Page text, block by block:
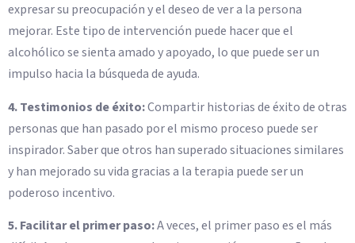
expresar su preocupación y el deseo de ver a la persona
mejorar. Este tipo de intervención puede hacer que el
alcohólico se sienta amado y apoyado, lo que puede ser un
impulso hacia la búsqueda de ayuda.
4. Testimonios de éxito:Compartir historias de éxito de otras
personas que han pasado por el mismo proceso puede ser
inspirador. Saber que otros han superado situaciones similares
y han mejorado su vida gracias a la terapia puede ser un
poderoso incentivo.
5. Facilitar el primer paso:A veces, el primer paso es el más